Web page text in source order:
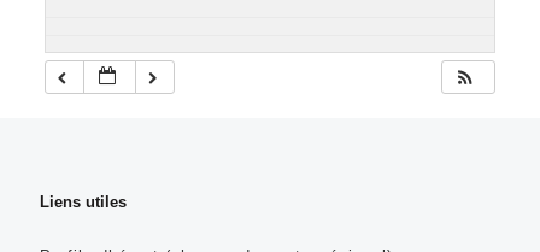
Liens utiles